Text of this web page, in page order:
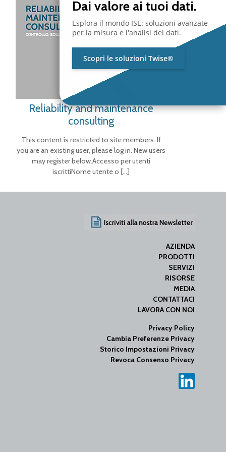
Reliability and maintenance
consulting
This content is restricted to site members. If
you are an existing user, please log in. New users
may register below.Accesso per utenti
iscrittiNome utente o […]
AZIENDA
PRODOTTI
SERVIZI
RISORSE
MEDIA
CONTATTACI
LAVORA CON NOI
Privacy Policy
Cambia Preferenze Privacy
Storico Impostazioni Privacy
Revoca Consenso Privacy
Dai valore ai tuoi dati.
Esplora il mondo ISE: soluzioni avanzate
per la misura e l'analisi dei dati.
Scopri le soluzioni Twise®